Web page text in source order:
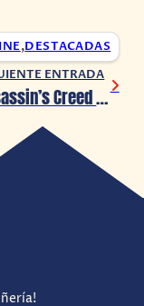
,DESTACADAS
ENTRADA
Assassin’s Creed Shadows presenta su expansión, ‘Claws of Awaji’